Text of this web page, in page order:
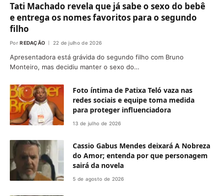
Tati Machado revela que já sabe o sexo do bebê
e entrega os nomes favoritos para o segundo
filho
Por REDAÇÃO 22 de julho de 2026
Apresentadora está grávida do segundo filho com Bruno
Monteiro, mas decidiu manter o sexo do…
Foto íntima de Patixa Teló vaza nas
redes sociais e equipe toma medida
para proteger influenciadora
13 de julho de 2026
Cassio Gabus Mendes deixará A Nobreza
do Amor; entenda por que personagem
sairá da novela
5 de agosto de 2026